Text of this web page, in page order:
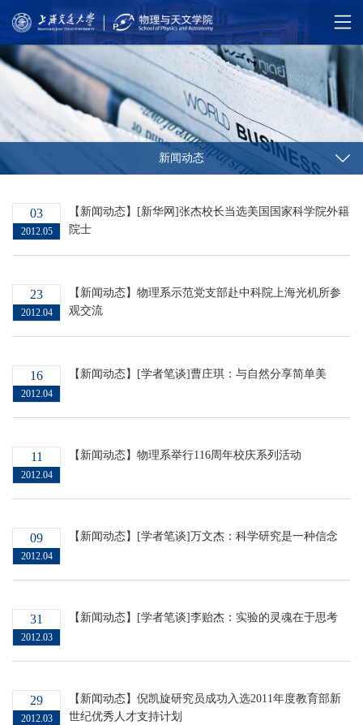
新闻动态
03
2012.05
【新闻动态】[新华网]张杰校长当选美国国家科学院外籍
院士
23
2012.04
【新闻动态】物理系示范党支部赴中科院上海光机所参
观交流
16
2012.04
【新闻动态】[学者笔谈]曹庄琪：与自然分享简单美
11
2012.04
【新闻动态】物理系举行116周年校庆系列活动
09
2012.04
【新闻动态】[学者笔谈]万文杰：科学研究是一种信念
31
2012.03
【新闻动态】[学者笔谈]李贻杰：实验的灵魂在于思考
29
2012.03
【新闻动态】倪凯旋研究员成功入选2011年度教育部新
世纪优秀人才支持计划